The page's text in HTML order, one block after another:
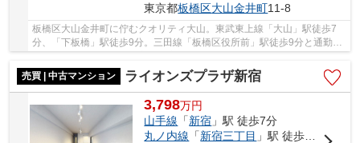
東京都板橋区大山金井町11-8
板橋区大山金井町に佇むクオリティ大山。東武東上線「大山」駅徒歩7
分、「下板橋」駅徒歩9分。三田線「板橋区役所前」駅徒歩9分と通勤・
通学のしやすい利便性に富んだ立地です。大山駅...
売買 | 中古マンション
ライオンズプラザ新宿
3,798万円
山手線 「新宿 」駅 徒歩7分
丸ノ内線 「新宿三丁目 」駅 徒歩7分